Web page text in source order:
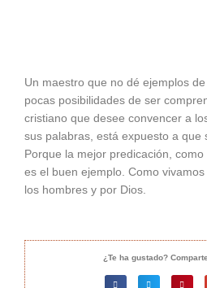
Un maestro que no dé ejemplos
pocas posibilidades de ser
cristiano que desee convencer a
sus palabras, está expuesto a que
Porque la mejor predicación,
es el buen ejemplo. Como
los hombres y por Dios.
¿Te ha gustado?